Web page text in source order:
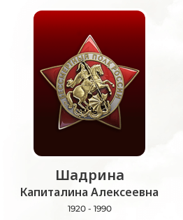
Шадрина
Капиталина Алексеевна
1920 - 1990